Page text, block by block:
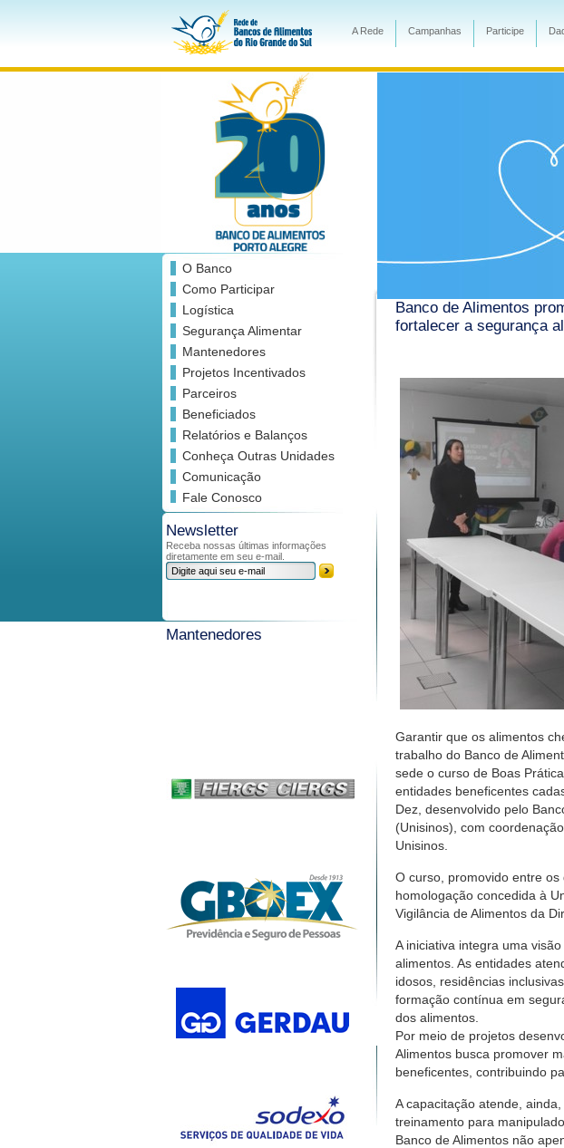
A Rede Campanhas Participe
O Banco
Como Participar
Logística
Segurança Alimentar
Mantenedores
Projetos Incentivados
Parceiros
Beneficiados
Relatórios e Balanços
Conheça Outras Unidades
Comunicação
Fale Conosco
Newsletter
Receba nossas últimas informações
diretamente em seu e-mail.
Mantenedores
Banco de Alimentos
fortalecer a segurança
Garantir que os alimentos
trabalho do Banco de
sede o curso de Boas
entidades beneficentes
Dez, desenvolvido pelo
(Unisinos), com
Unisinos.
O curso, promovido entre
homologação concedida à
Vigilância de Alimentos da
A iniciativa integra uma
alimentos. As entidades
idosos, residências
formação contínua em
dos alimentos.
Por meio de projetos
Alimentos busca promover
beneficentes, contribuindo
A capacitação atende,
treinamento para
Banco de Alimentos não